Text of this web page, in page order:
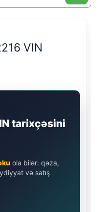
VIN
tarixçəsini
ola bilər: qəza,
və satış